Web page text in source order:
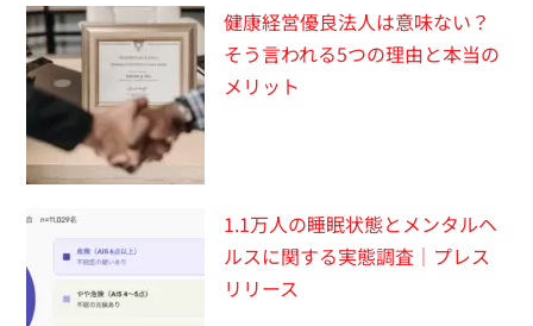
健康経営優良法人は意味ない？
そう言われる5つの理由と本当の
メリット
1.1万人の睡眠状態とメンタルヘ
ルスに関する実態調査｜プレス
リリース